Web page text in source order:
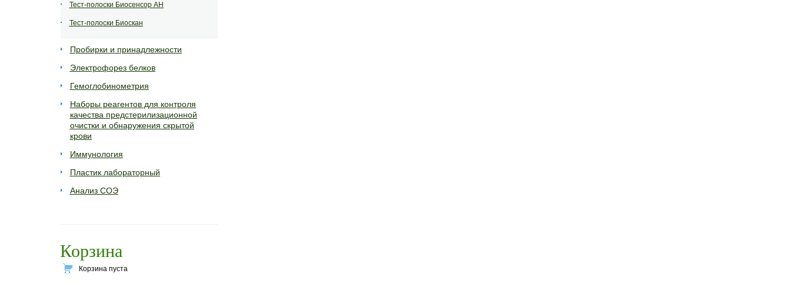
Тест-полоски Биосенсор АН
Тест-полоски Биоскан
Пробирки и принадлежности
Электрофорез белков
Гемоглобинометрия
Наборы реагентов для контроля
качества предстерилизационной
очистки и обнаружения скрытой
крови
Иммунология
Пластик лабораторный
Анализ СОЭ
Корзина
Корзина пуста